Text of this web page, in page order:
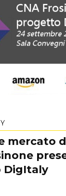
mercato